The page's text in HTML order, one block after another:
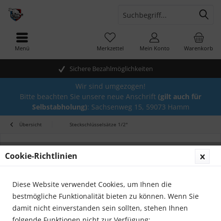
Sichere Bezahlmöglichkeiten
Warenkorb
Merkzettel Mein Konto
Menü
Wir sind umgezogen!
Bitte beachten Sie unsere neue Anschrift (gilt auch für
Selbstabholung): Sachsenweg 15, 59073 Hamm
Übersicht Steckschlüsselsätze 1/2"
Cookie-Richtlinien
Diese Website verwendet Cookies, um Ihnen die
bestmögliche Funktionalität bieten zu können. Wenn Sie
damit nicht einverstanden sein sollten, stehen Ihnen